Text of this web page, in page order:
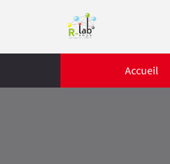
Accueil